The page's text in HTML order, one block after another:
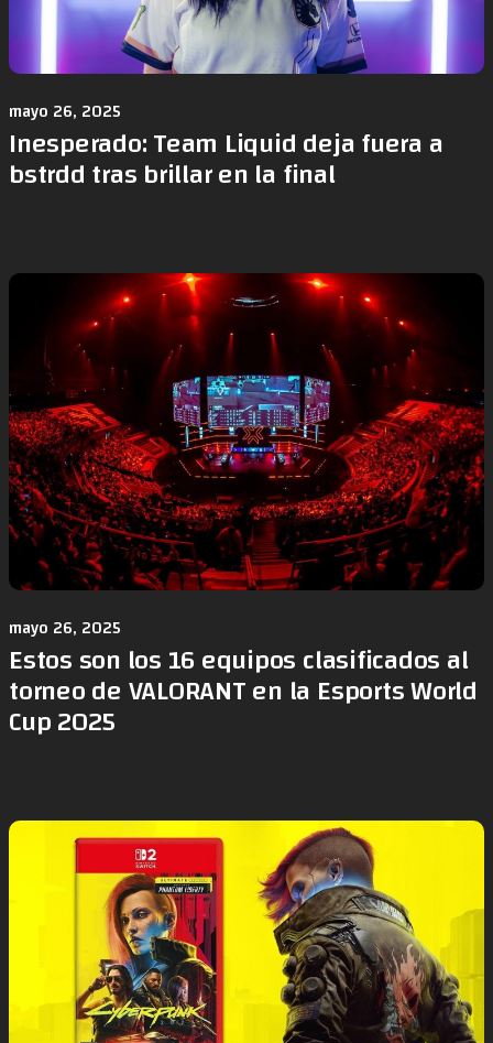
mayo 26, 2025
Inesperado: Team Liquid deja fuera a
bstrdd tras brillar en la final
mayo 26, 2025
Estos son los 16 equipos clasificados al
torneo de VALORANT en la Esports World
Cup 2025